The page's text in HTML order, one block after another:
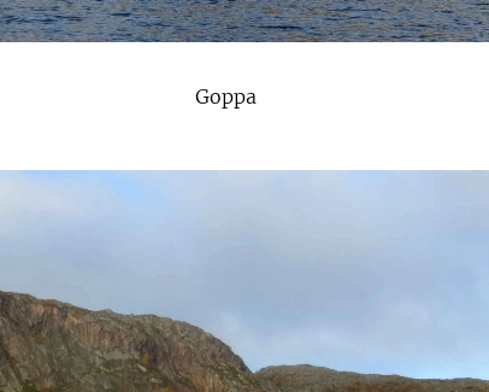
Goppa